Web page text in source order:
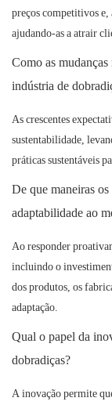
preços competitivos e,
ajudando-as a atrair
Como as
indústria de
As crescentes
sustentabilidade,
práticas sustentáveis
De que maneiras
adaptabilidade ao
Ao responder
incluindo o
dos produtos, os
adaptação.
Qual o papel da
dobradiças?
A inovação permite